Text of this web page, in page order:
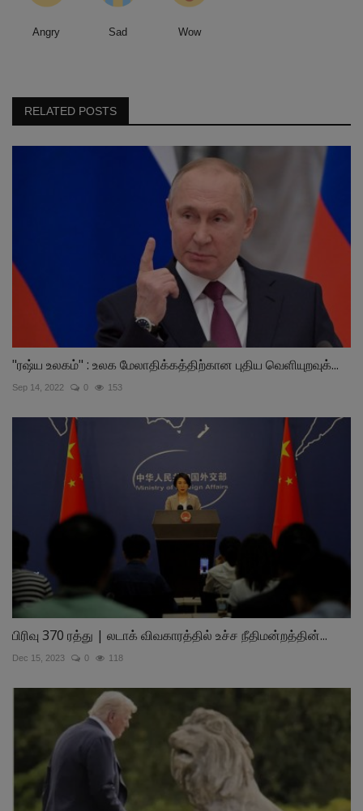
Angry Sad Wow
RELATED POSTS
"ரஷ்ய உலகம்" : உலக மேலாதிக்கத்திற்கான புதிய வெளியுறவுக்...
Sep 14, 2022 0 153
பிரிவு 370 ரத்து | லடாக் விவகாரத்தில் உச்ச நீதிமன்றத்தின்...
Dec 15, 2023 0 118